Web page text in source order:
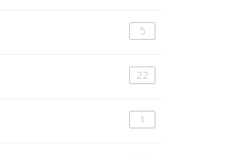
5
22
1